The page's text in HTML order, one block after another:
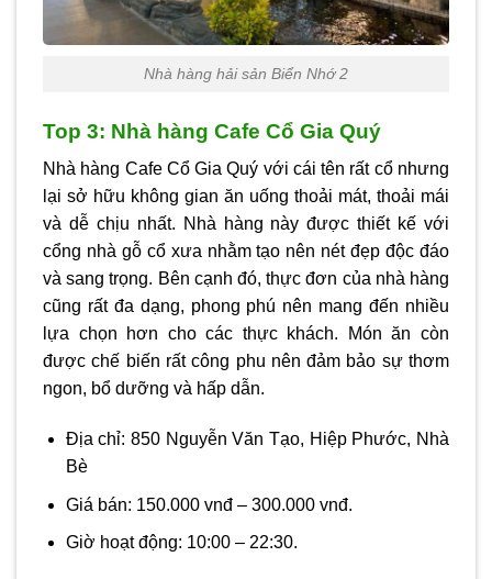
Nhà hàng hải sản Biển Nhớ 2
Top 3: Nhà hàng Cafe Cổ Gia Quý
Nhà hàng Cafe Cổ Gia Quý với cái tên rất cổ nhưng
lại sở hữu không gian ăn uống thoải mát, thoải mái
và dễ chịu nhất. Nhà hàng này được thiết kế với
cổng nhà gỗ cổ xưa nhằm tạo nên nét đẹp độc đáo
và sang trọng. Bên cạnh đó, thực đơn của nhà hàng
cũng rất đa dạng, phong phú nên mang đến nhiều
lựa chọn hơn cho các thực khách. Món ăn còn
được chế biến rất công phu nên đảm bảo sự thơm
ngon, bổ dưỡng và hấp dẫn.
Địa chỉ: 850 Nguyễn Văn Tạo, Hiệp Phước, Nhà
Bè
Giá bán: 150.000 vnđ – 300.000 vnđ.
Giờ hoạt động: 10:00 – 22:30.